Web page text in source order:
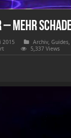
Mehr
2015 Archiv, Guides,
für
Guide:
Gerne!
5,337 Views